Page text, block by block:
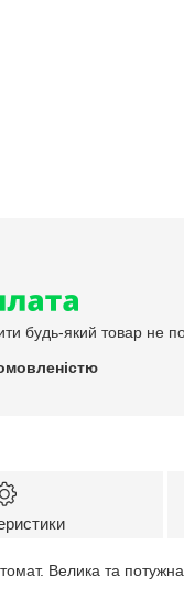
будь-який товар не
Велика та